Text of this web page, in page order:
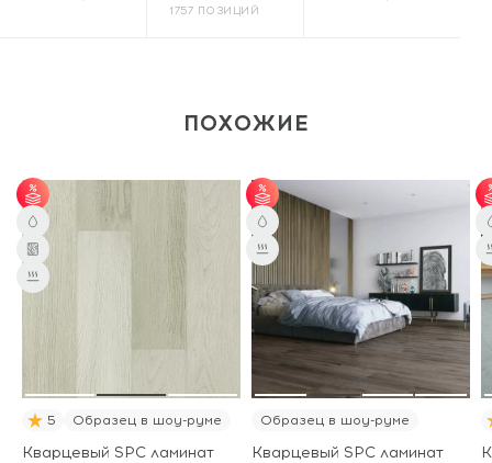
1757 ПОЗИЦИЙ
ПОХОЖИЕ
от 60 м² - скидка 6%.
5 Образец в шоу-руме
Кварцевый SPC ламинат
Образец в шоу-руме
Кварцевый SPC ламинат